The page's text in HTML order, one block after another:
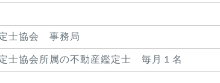
士協会 事務局
士協会所属の不動産鑑定士 毎月１名